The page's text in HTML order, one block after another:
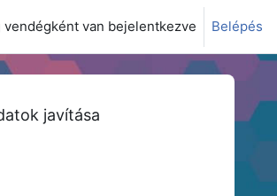
vendégként van bejelentkezve Belépés
javítása